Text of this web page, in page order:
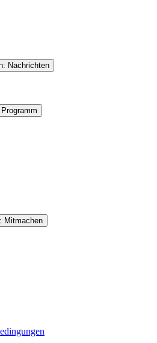
Nachrichten
Mitmachen